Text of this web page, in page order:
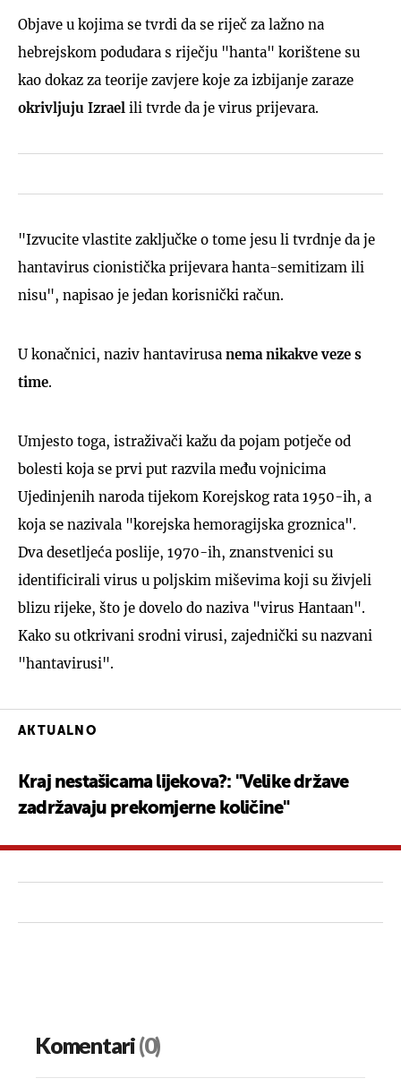
Objave u kojima se tvrdi da se riječ za lažno na
hebrejskom podudara s riječju "hanta" korištene su
kao dokaz za teorije zavjere koje za izbijanje zaraze
okrivljuju Izrael ili tvrde da je virus prijevara.
"Izvucite vlastite zaključke o tome jesu li tvrdnje da je
hantavirus cionistička prijevara hanta-semitizam ili
nisu", napisao je jedan korisnički račun.
U konačnici, naziv hantavirusa nema nikakve veze s
time.
Umjesto toga, istraživači kažu da pojam potječe od
bolesti koja se prvi put razvila među vojnicima
Ujedinjenih naroda tijekom Korejskog rata 1950-ih, a
koja se nazivala "korejska hemoragijska groznica".
Dva desetljeća poslije, 1970-ih, znanstvenici su
identificirali virus u poljskim miševima koji su živjeli
blizu rijeke, što je dovelo do naziva "virus Hantaan".
Kako su otkrivani srodni virusi, zajednički su nazvani
"hantavirusi".
AKTUALNO
Kraj nestašicama lijekova?: "Velike države
zadržavaju prekomjerne količine"
Komentari(0)